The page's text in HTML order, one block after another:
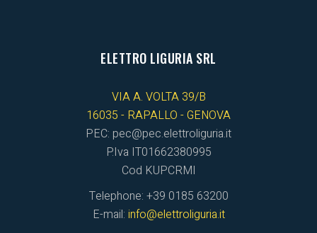
ELETTRO LIGURIA SRL
VIA A. VOLTA 39/B
16035 - RAPALLO - GENOVA
PEC: pec@pec.elettroliguria.it
P.Iva IT01662380995
Cod KUPCRMI
Telephone: +39 0185 63200
E-mail: info@elettroliguria.it